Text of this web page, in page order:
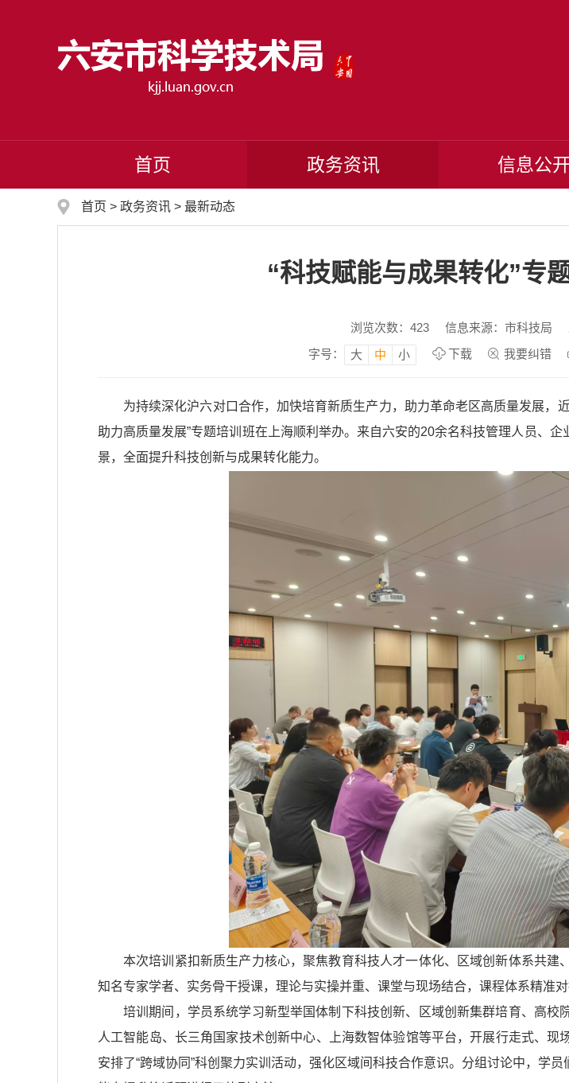
首页 政务资讯 信息公开
首页 > 政务资讯 > 最新动态
“科技赋能与成果转化”专
浏览次数： 423 信息来源：市科技局
字号：
大 中 小 下载 我要纠错
为持续深化沪六对口合作，加快培育新质生产力，助力革命老区高质量发展，
助力高质量发展”专题培训班在上海顺利举办。来自六安的20余名科技管理人员、
景，全面提升科技创新与成果转化能力。
本次培训紧扣新质生产力核心，聚焦教育科技人才一体化、区域创新体系共
知名专家学者、实务骨干授课，理论与实操并重、课堂与现场结合，课程体系精准对
培训期间，学员系统学习新型举国体制下科技创新、区域创新集群培育、高
人工智能岛、长三角国家技术创新中心、上海数智体验馆等平台，开展行走式、
安排了“跨域协同”科创聚力实训活动，强化区域间科技合作意识。分组讨论中，学